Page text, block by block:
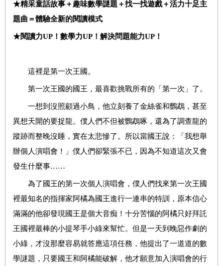
★精采童話故事＋趣味數學謎題＋找一找遊戲＋活力十足主
題曲＝體驗全新的閱讀模式
★閱讀力UP！數學力UP！解決問題能力UP！
這裡是第一次王國。
第一次王國的國王，最喜歡挑戰所有的「第一次」了。
一想到沒照顧過小鳥，他立刻養了金絲雀和鸚鵡，甚至
異想天開的要捉龍。僕人們不但被鸚鵡啄，還為了調查龍的
蹤跡而整晚沒睡，實在太悲慘了。所以當國王說：「我想舉
辦個人演唱會！」僕人們卻緊張不已，因為不知道這次又會
發生什麼事……
為了國王的第一次個人演唱會，僕人們找來第一次王國
裡最知名的指揮家阿橘為國王進行一連串的特訓，原本信心
滿滿的他卻發現國王是個大音痴！十分苦惱的阿橘只好拜託
王國裡最棒的小提琴手小綠來幫忙。但是一天到晚惡作劇的
小綠，才沒那麼容易就答應這項任務，他提出了一道道的數
學謎題，只要國王和阿橘能破解，他才願意加入演唱會的行